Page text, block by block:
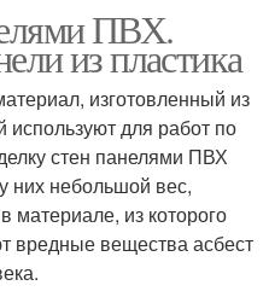
ПВХ.
из пластика
изготовленный из
для работ по
стен панелями ПВХ
них небольшой вес,
материале, из которого
вредные вещества асбест